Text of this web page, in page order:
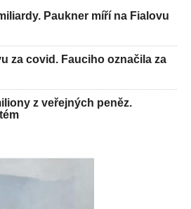
Paukner míří na Fialovu
za covid. Fauciho označila za
z veřejných peněz.